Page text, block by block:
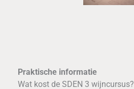
Praktische informatie
Wat kost de SDEN 3 wijncursus?